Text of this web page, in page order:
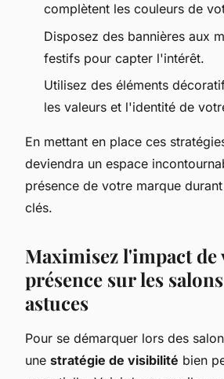
complètent les couleurs de
Disposez des bannières aux
festifs pour capter l'intérêt.
Utilisez des éléments
les valeurs et l'identité de
En mettant en place ces
deviendra un espace
présence de votre marque
clés.
Maximisez l'impact de
présence sur les
astuces
Pour se démarquer lors des
une stratégie de visibilité bien